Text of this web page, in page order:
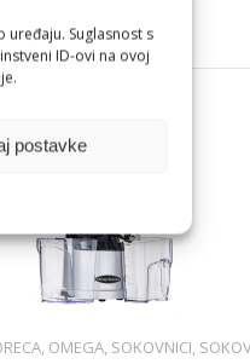
Suglasnost s
ID-ovi na ovoj
postavke
, OMEGA, SOKOVNICI,